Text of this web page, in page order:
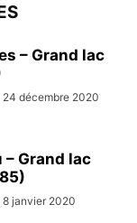
– Grand lac
24 décembre 2020
– Grand lac
8 janvier 2020